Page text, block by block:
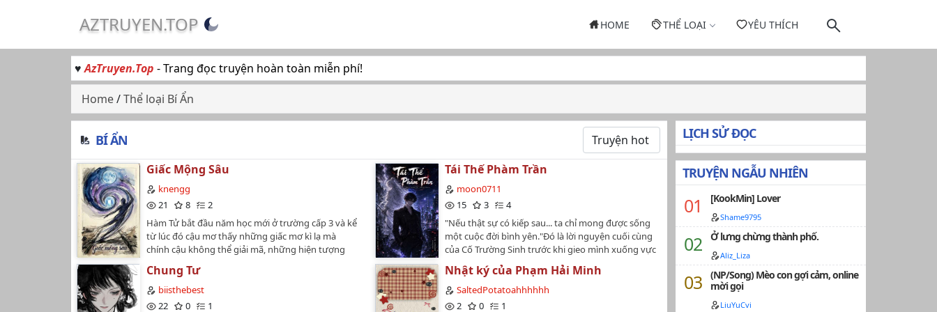
AZTRUYEN.TOP HOME THỂ LOẠI YÊU THÍCH
♥AzTruyen.Top - Trang đọc truyện hoàn toàn miễn phí!
Home/Thể loại Bí Ẩn
BÍ ẨN
Giấc Mộng Sâu
knengg
21
8
2
Hàm Tử bắt đầu năm học mới ở trường cấp 3 và kể
từ lúc đó cậu mơ thấy những giấc mơ kì lạ mà
chính cậu không thể giải mã, những hiện tượng
mơ thấy...…
Tái Thế Phàm Trần
moon0711
15
3
4
"Nếu thật sự có kiếp sau... ta chỉ mong được sống
một cuộc đời bình yên."Đó là lời nguyện cuối cùng
của Cố Trường Sinh trước khi gieo mình xuống vực
sâu Vấn Thiên Nhai.Là Đệ Nhất Chân Truyền của
một tông môn đứng đầu tu chân giới, hắn từng
mang trên vai vô số vinh quang. Nhưng đến cuối
cùng, thứ chờ đợi hắn lại chỉ là sự phản bội, nghi kỵ
Chung Tư
biisthebest
22
0
1
Nhật ký của Phạm Hải Minh
SaltedPotatoahhhhhh
2
0
1
LỊCH SỬ ĐỌC
TRUYỆN NGẪU NHIÊN
[KookMin] Lover
Shame9795
Ở lưng chừng thành phố.
Aliz_Liza
(NP/Song) Mèo con gợi cảm, online
mời gọi
LiuYuCvi